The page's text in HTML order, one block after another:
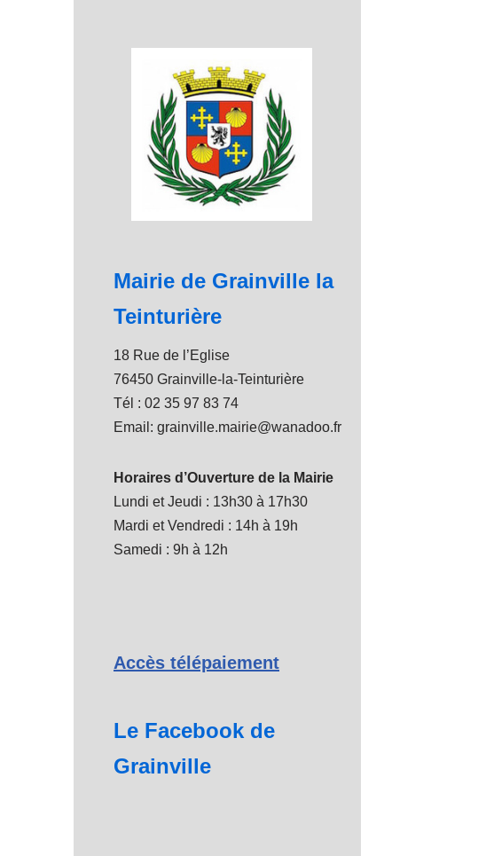
Mairie de Grainville la
Teinturière
18 Rue de l’Eglise
76450 Grainville-la-Teinturière
Tél : 02 35 97 83 74
Email: grainville.mairie@wanadoo.fr
Horaires d’Ouverture de la Mairie
Lundi et Jeudi : 13h30 à 17h30
Mardi et Vendredi : 14h à 19h
Samedi : 9h à 12h
Accès télépaiement
Le Facebook de
Grainville